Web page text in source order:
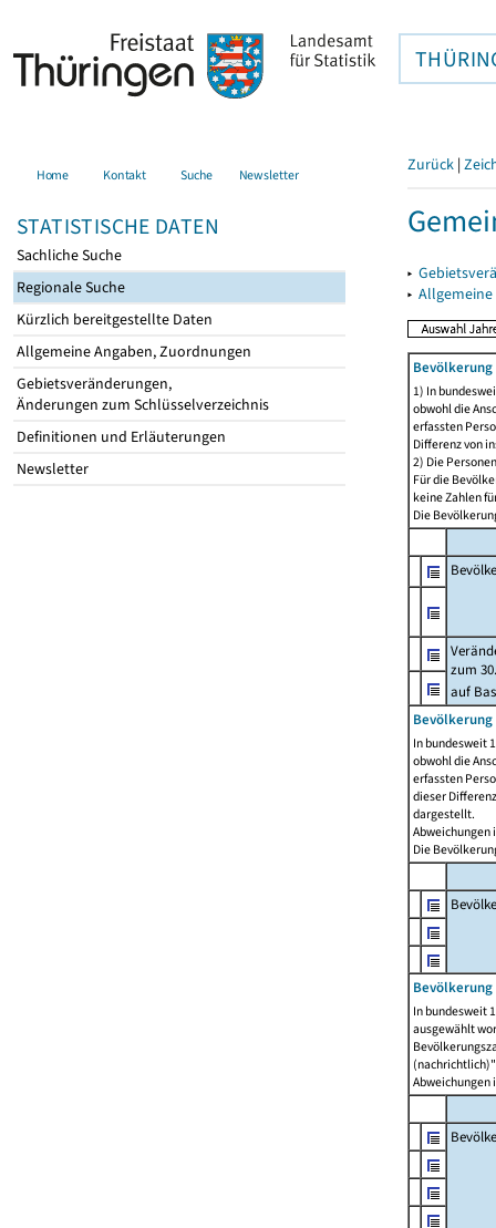
Home Kontakt Suche Newsletter
STATISTISCHE DATEN
Sachliche Suche
Regionale Suche
Kürzlich bereitgestellte Daten
Allgemeine Angaben, Zuordnungen
Gebietsveränderungen,
Änderungen zum Schlüsselverzeichnis
Definitionen und Erläuterungen
Newsletter
Zurück |
▸
▸
1) In
obwohl die
erfassten
Differenz von
2) Die
Für die
keine Zahlen
Die
zum
auf
Bevölkerung
In bundesweit
obwohl die
erfassten
dieser
dargestellt.
Abweichungen
Die
In bundesweit
ausgewählt
Abweichungen